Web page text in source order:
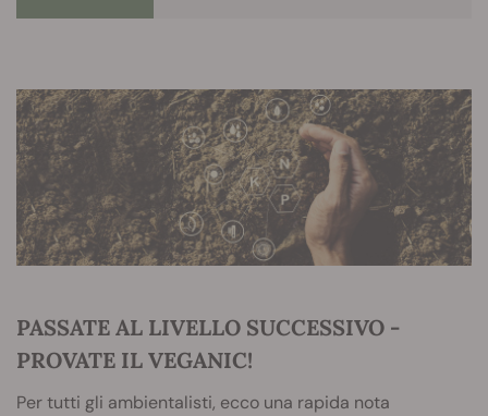
PASSATE AL LIVELLO SUCCESSIVO -
PROVATE IL VEGANIC!
Per tutti gli ambientalisti, ecco una rapida nota